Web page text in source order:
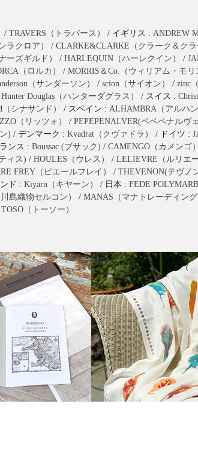
/ TRAVERS（トラバース） / イギリス : ANDREW
ラクロア） / CLARKE&CLARKE（クラーク＆クラ
ーズギルド） / HARLEQUIN（ハーレクイン） /
（ロルカ） / MORRIS＆Co.（ウィリアム・モリ
（サンダーソン） / scion（サイオン） / zinc
Hunter Douglas（ハンターダグラス） / スイス :
（シナサンド） / スペイン : ALHAMBRA（アルハン
（リッツォ） / PEPEPENALVER(ペペペナルヴ
) / デンマーク : Kvadrat（クヴァドラ） / ドイツ :
ンス : Boussac (ブサック) / CAMENGO（カメンゴ）
ィス) / HOULES（ウレス） / LELIEVRE（ルリエー
FREY（ピエールフレイ） / THEVENON(テヴノ
ド : Kiyarn（キヤーン） / 日本 : FEDE
島織物セルコン） / MANAS（マナトレーディング
TOSO（トーソー）